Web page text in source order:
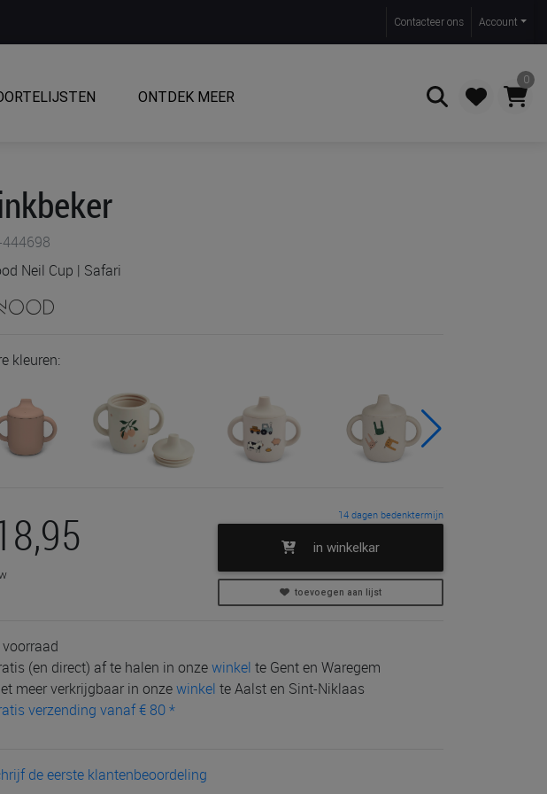
Contacteer ons Account
ONTDEK MEER
0
444698
Neil Cup | Safari
kleuren:
14 dagen bedenktermijn
in winkelkar
toevoegen aan lijst
voorraad
(en direct) af te halen in onzewinkel te Gent en Waregem
meer verkrijgbaar in onzewinkel te Aalst en Sint-Niklaas
verzending vanaf € 80 *
de eerste klantenbeoordeling